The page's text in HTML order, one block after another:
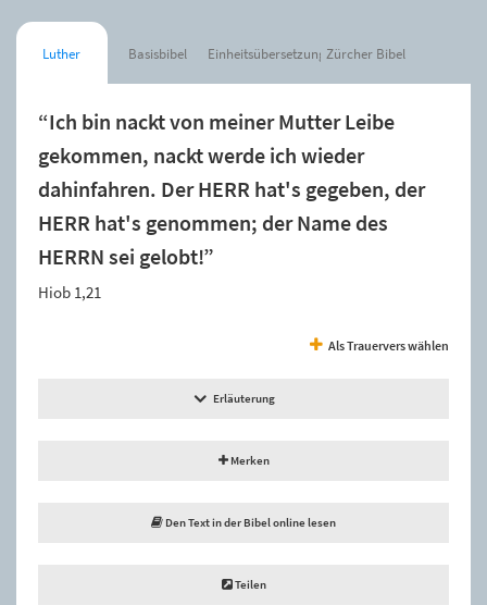
Luther Basisbibel Einheitsübersetzung Zürcher Bibel
“Ich bin nackt von meiner Mutter Leibe
gekommen, nackt werde ich wieder
dahinfahren. Der HERR hat's gegeben, der
HERR hat's genommen; der Name des
HERRN sei gelobt!”
Hiob 1,21
Als Trauervers wählen
Erläuterung
Merken
Den Text in der Bibel online lesen
Teilen